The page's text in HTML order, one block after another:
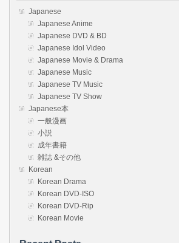
Japanese
Japanese Anime
Japanese DVD & BD
Japanese Idol Video
Japanese Movie & Drama
Japanese Music
Japanese TV Music
Japanese TV Show
Japanese本
一般漫画
小説
成年書籍
雑誌 &その他
Korean
Korean Drama
Korean DVD-ISO
Korean DVD-Rip
Korean Movie